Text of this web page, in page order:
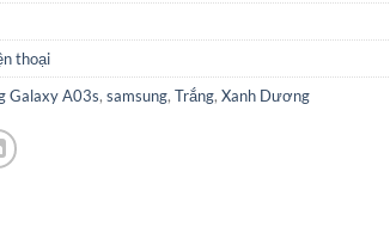
thoại
Galaxy A03s, samsung, Trắng, Xanh Dương